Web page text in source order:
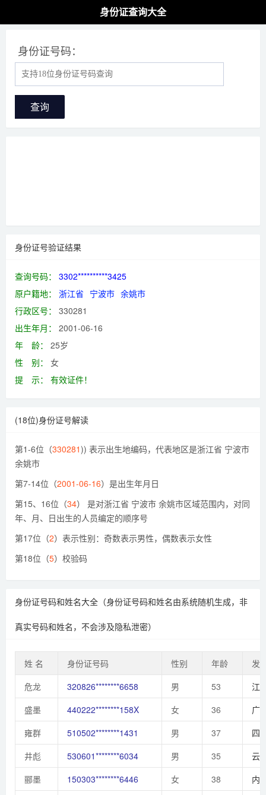
身份证查询大全
身份证号码：
查询
身份证号验证结果
查询号码：
3302**********3425
原户籍地：
浙江省 宁波市 余姚市
行政区号：
330281
出生年月：
2001-06-16
年 龄：
25岁
性 别：
女
提 示：
有效证件！
(18位)身份证号解读
第1-6位（330281)) 表示出生地编码，代表地区是浙江省 宁波市
余姚市
第7-14位（2001-06-16）是出生年月日
第15、16位（34） 是对浙江省 宁波市 余姚市区域范围内，对同
年、月、日出生的人员编定的顺序号
第17位（2）表示性别：奇数表示男性，偶数表示女性
第18位（5）校验码
身份证号码和姓名大全（身份证号码和姓名由系统随机生成，非
真实号码和姓名，不会涉及隐私泄密）
姓 名 身份证号码 性别 年龄
发
危龙
320826********6658 男 53
江
盛墨
440222********158X 女 36
广
雍群
510502********1431 男 37
四
井彪
530601********6034 男 35
云
郦墨
150303********6446 女 38
内